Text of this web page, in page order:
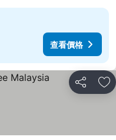
查看價格
分享 加